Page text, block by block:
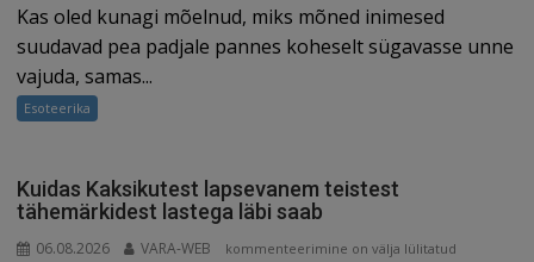
tähemärgid
on
Kas oled kunagi mõelnud, miks mõned inimesed
suudavad pea padjale pannes koheselt sügavasse unne
vajuda, samas...
Esoteerika
Kuidas Kaksikutest lapsevanem teistest
tähemärkidest lastega läbi saab
06.08.2026 VARA-WEB
Kuidas
kommenteerimine on välja lülitatud